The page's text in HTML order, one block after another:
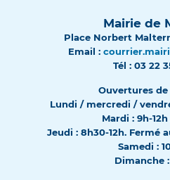
Mairie de
Place Norbert
Email :
Tél : 03 22
Ouvertures de
Lundi / mercredi /
Mardi : 9h-12h
Jeudi : 8h30-12h. Fermé
Samedi :
Dimanche